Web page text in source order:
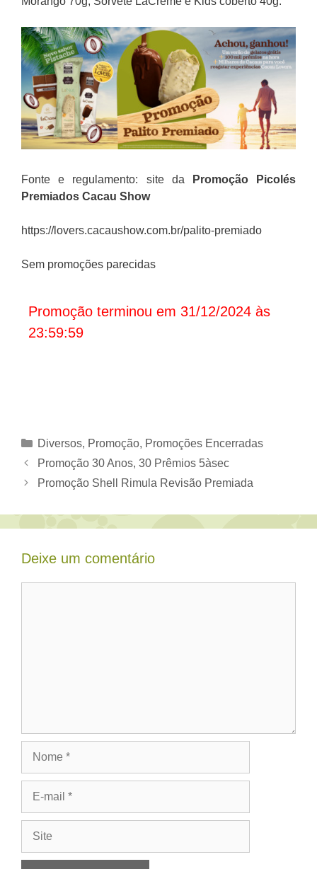
Fonte e regulamento: site da
Promoção Picolés
Premiados Cacau Show
https://lovers.cacaushow.com.br/palito-premiado
Sem promoções parecidas
Promoção terminou em 31/12/2024 às
23:59:59
Categorias
Diversos, Promoção, Promoções Encerradas
Promoção 30 Anos, 30 Prêmios 5àsec
Promoção Shell Rimula Revisão Premiada
Deixe um comentário